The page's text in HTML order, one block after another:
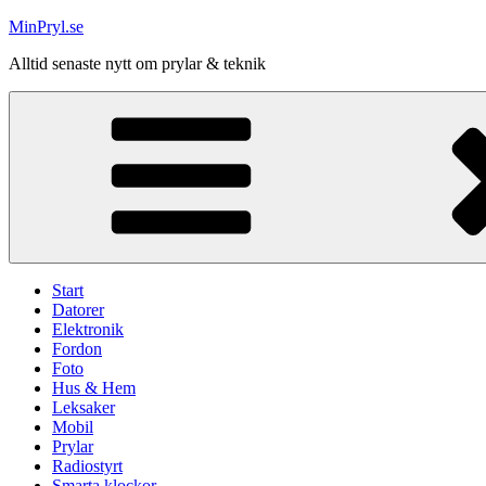
Hoppa
innehåll
MinPryl.se
Alltid senaste nytt om prylar & teknik
Start
Datorer
Elektronik
Fordon
Foto
Hus & Hem
Leksaker
Mobil
Prylar
Radiostyrt